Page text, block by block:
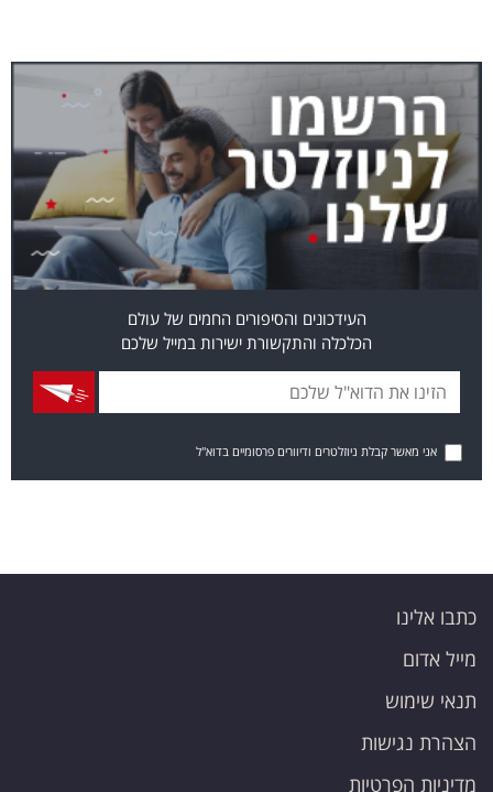
העידכונים והסיפורים החמים של עולם
הכלכלה והתקשורת ישירות במייל שלכם
אני מאשר קבלת ניוזלטרים ודיוורים פרסומיים בדוא"ל
כתבו אלינו
מייל אדום
תנאי שימוש
הצהרת נגישות
מדיניות הפרטיות